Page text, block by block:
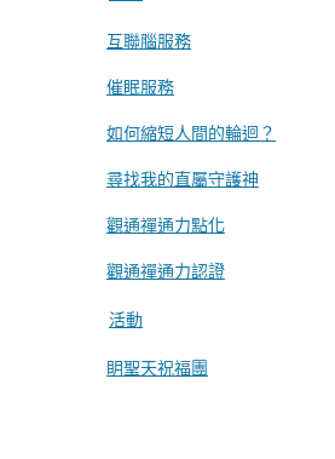
互聯腦服務
催眠服務
如何縮短人間的輪迴？
尋找我的直屬守護神
觀通禪通力點化
觀通禪通力認證
活動
眀聖天祝福團